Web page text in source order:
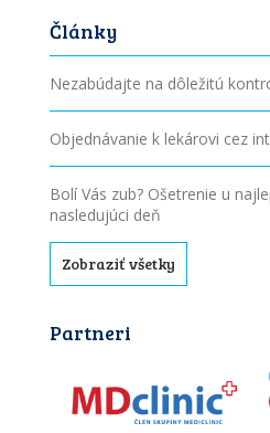
Články
Nezabúdajte na dôležitú
Objednávanie k lekárovi cez
Bolí Vás zub? Ošetrenie u
nasledujúci deň
Zobraziť všetky
Partneri